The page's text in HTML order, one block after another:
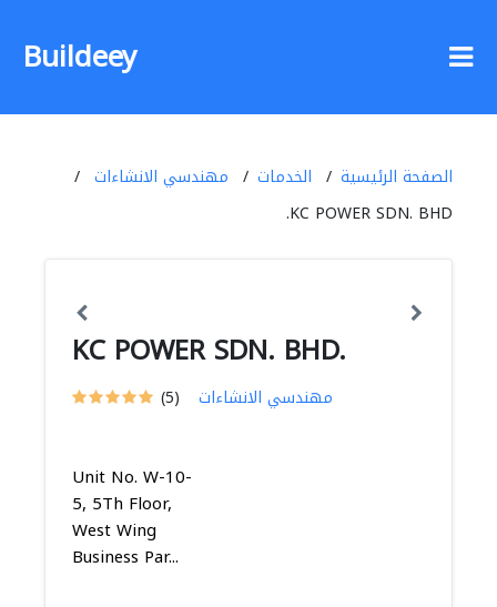
Buildeey
الصفحة الرئيسية الخدمات
مهندسي الانشاءات
KC POWER SDN. BHD.
KC POWER SDN. BHD.
(5) مهندسي الانشاءات
Unit No. W-10-
5, 5Th Floor,
West Wing
Business Par...